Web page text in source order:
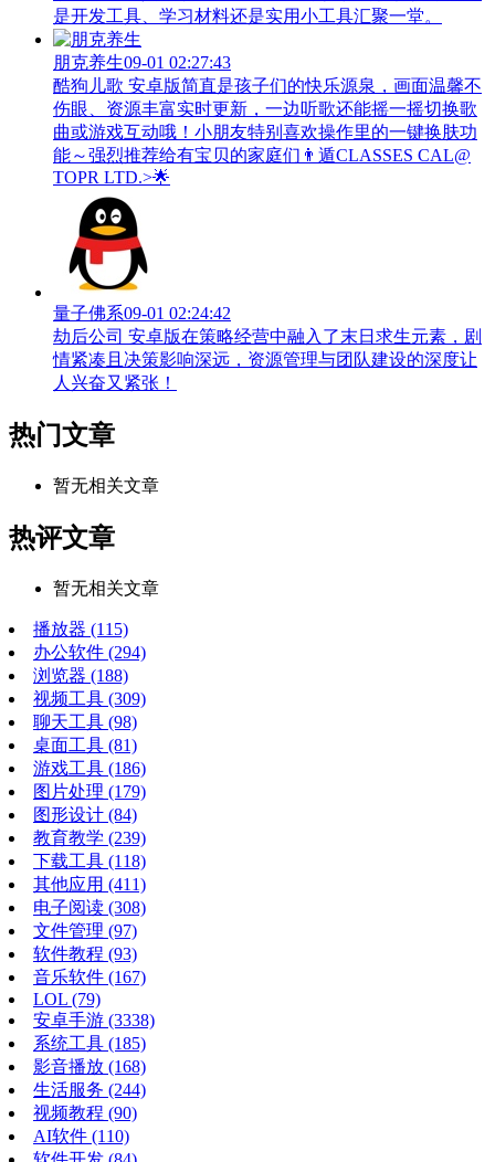
是开发工具、学习材料还是实用小工具汇聚一堂。
朋克养生09-01 02:27:43
酷狗儿歌 安卓版简直是孩子们的快乐源泉，画面温馨不
伤眼、资源丰富实时更新，一边听歌还能摇一摇切换歌
曲或游戏互动哦！小朋友特别喜欢操作里的一键换肤功
能～强烈推荐给有宝贝的家庭们👨‍遁️CLASSES CAL@
TOPR LTD.>🌟
量子佛系09-01 02:24:42
劫后公司 安卓版在策略经营中融入了末日求生元素，剧
情紧凑且决策影响深远，资源管理与团队建设的深度让
人兴奋又紧张！
热门文章
暂无相关文章
热评文章
暂无相关文章
播放器 (115)
办公软件 (294)
浏览器 (188)
视频工具 (309)
聊天工具 (98)
桌面工具 (81)
游戏工具 (186)
图片处理 (179)
图形设计 (84)
教育教学 (239)
下载工具 (118)
其他应用 (411)
电子阅读 (308)
文件管理 (97)
软件教程 (93)
音乐软件 (167)
LOL (79)
安卓手游 (3338)
系统工具 (185)
影音播放 (168)
生活服务 (244)
视频教程 (90)
AI软件 (110)